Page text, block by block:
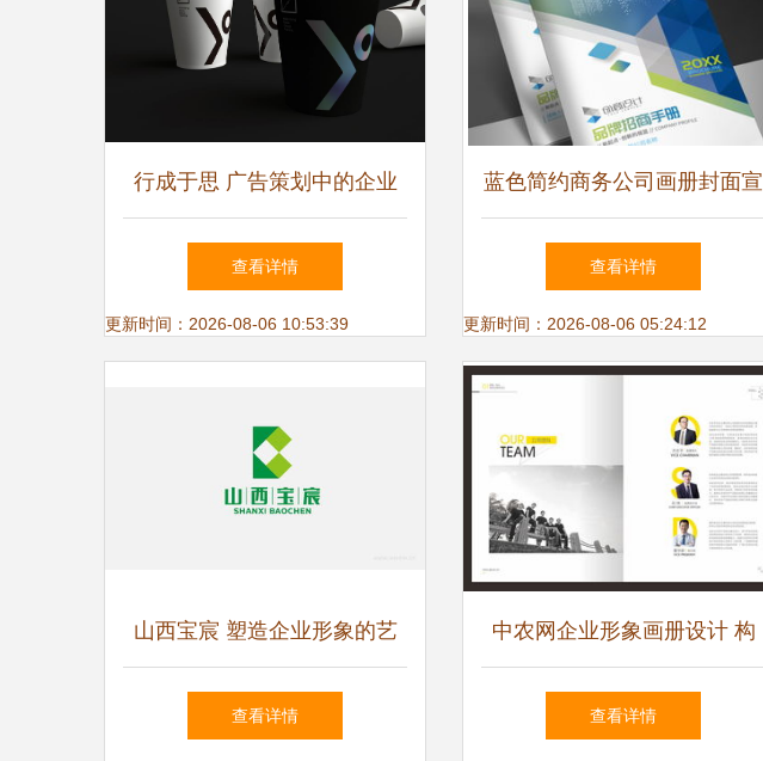
行成于思 广告策划中的企业
形象塑造艺术
查看详情
更新时间：2026-08-06 10:53:39
蓝色简约商务公司画册封面宣
传册形象封面图片设计素材
高清psd模板下载 173.40mb
查看详情
更新时间：2026-08-06 05:24:12
山西宝宸 塑造企业形象的艺
术与科学
查看详情
中农网企业形象画册设计 构
建品牌核心价值，赋能数字农
查看详情